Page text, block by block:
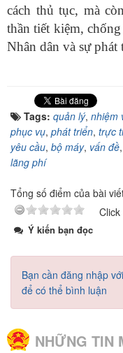
cách thủ tục, mà
thần tiết kiệm,
Nhân dân và sự
Tags: quản lý, nhiệm
phục vụ, phát triển, trực
yêu cầu, bộ máy, vấn đề,
lãng phí
Tổng số điểm của bài
Ý kiến bạn đọc
Bạn cần đăng nhập
để có thể bình luận
NHỮNG TIN